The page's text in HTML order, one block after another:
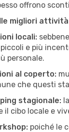
offrono
migliori
locali:
e più
personale.
al coperto:
che questi
stagionale:
il cibo locale e
poiché le